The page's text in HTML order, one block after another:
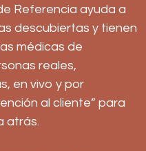
Referencia ayuda a
descubiertas y tienen
médicas de
reales,
en vivo y por
al cliente” para
atrás.